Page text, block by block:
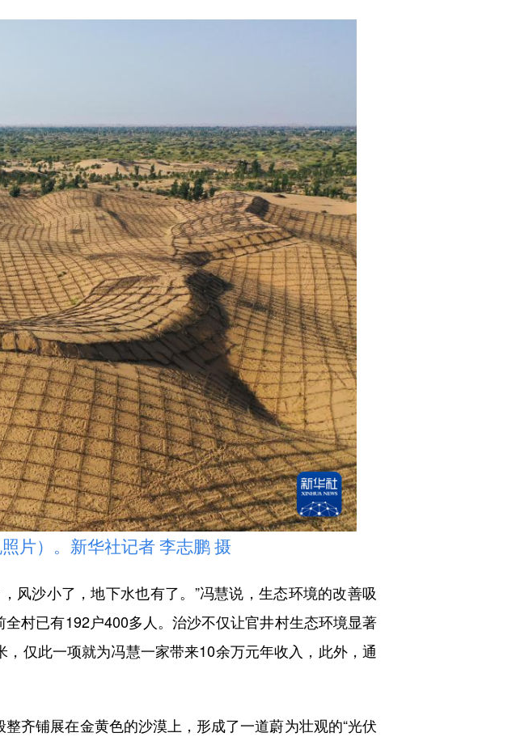
片）。新华社记者 李志鹏 摄
沙小了，地下水也有了。”冯慧说，生态环境的改善吸
村已有192户400多人。治沙不仅让官井村生态环境显著
仅此一项就为冯慧一家带来10余万元年收入，此外，通
铺展在金黄色的沙漠上，形成了一道蔚为壮观的“光伏